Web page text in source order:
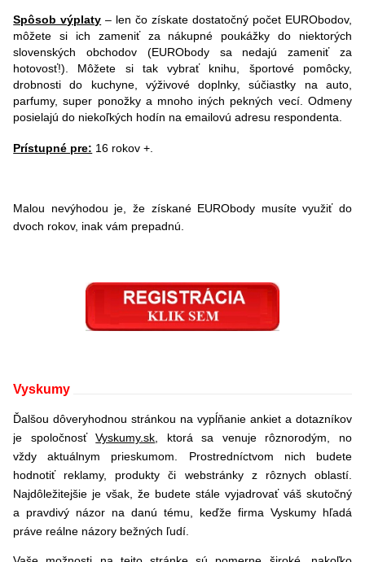
Spôsob výplaty – len čo získate dostatočný počet EURObodov,
môžete si ich zameniť za nákupné poukážky do niektorých
slovenských obchodov (EURObody sa nedajú zameniť za
hotovosť!). Môžete si tak vybrať knihu, športové pomôcky,
drobnosti do kuchyne, výživové doplnky, súčiastky na auto,
parfumy, super ponožky a mnoho iných pekných vecí. Odmeny
posielajú do niekoľkých hodín na emailovú adresu respondenta.
Prístupné pre: 16 rokov +.
Malou nevýhodou je, že získané EURObody musíte využiť do
dvoch rokov, inak vám prepadnú.
Vyskumy
Ďalšou dôveryhodnou stránkou na vypĺňanie ankiet a dotazníkov
je spoločnosťVyskumy.sk , ktorá sa venuje rôznorodým, no
vždy aktuálnym prieskumom. Prostredníctvom nich budete
hodnotiť reklamy, produkty či webstránky z rôznych oblastí.
Najdôležitejšie je však, že budete stále vyjadrovať váš skutočný
a pravdivý názor na danú tému, keďže firma Vyskumy hľadá
práve reálne názory bežných ľudí.